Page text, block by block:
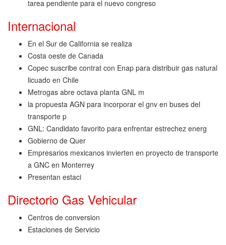
tarea pendiente para el nuevo congreso
Internacional
En el Sur de California se realiza
Costa oeste de Canada
Copec suscribe contrat con Enap para distribuir gas natural
licuado en Chile
Metrogas abre octava planta GNL m
la propuesta AGN para incorporar el gnv en buses del
transporte p
GNL: Candidato favorito para enfrentar estrechez energ
Gobierno de Quer
Empresarios mexicanos invierten en proyecto de transporte
a GNC en Monterrey
Presentan estaci
Directorio Gas Vehicular
Centros de conversion
Estaciones de Servicio